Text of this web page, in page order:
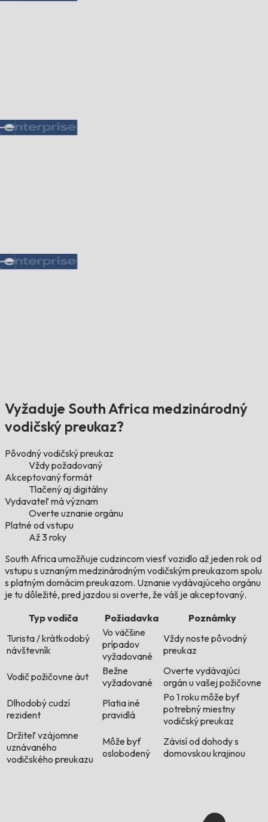
Vyžaduje South Africa medzinárodný
vodičský preukaz?
Pôvodný vodičský preukaz
Vždy požadovaný
Akceptovaný formát
Tlačený aj digitálny
Vydavateľ má význam
Overte uznanie orgánu
Platné od vstupu
Až 3 roky
South Africa umožňuje cudzincom viesť vozidlo až jeden rok od
vstupu s uznaným medzinárodným vodičským preukazom spolu
s platným domácim preukazom. Uznanie vydávajúceho orgánu
je tu dôležité, pred jazdou si overte, že váš je akceptovaný.
Typ vodiča
Požiadavka
Poznámky
Turista / krátkodobý
návštevník
Vo väčšine
prípadov
vyžadované
Vždy noste pôvodný
preukaz
Vodič požičovne áut
Bežne
vyžadované
Overte vydávajúci
orgán u vašej požičovne
Dlhodobý cudzí
rezident
Platia iné
pravidlá
Po 1 roku môže byť
potrebný miestny
vodičský preukaz
Držiteľ vzájomne
uznávaného
vodičského preukazu
Môže byť
oslobodený
Závisí od dohody s
domovskou krajinou